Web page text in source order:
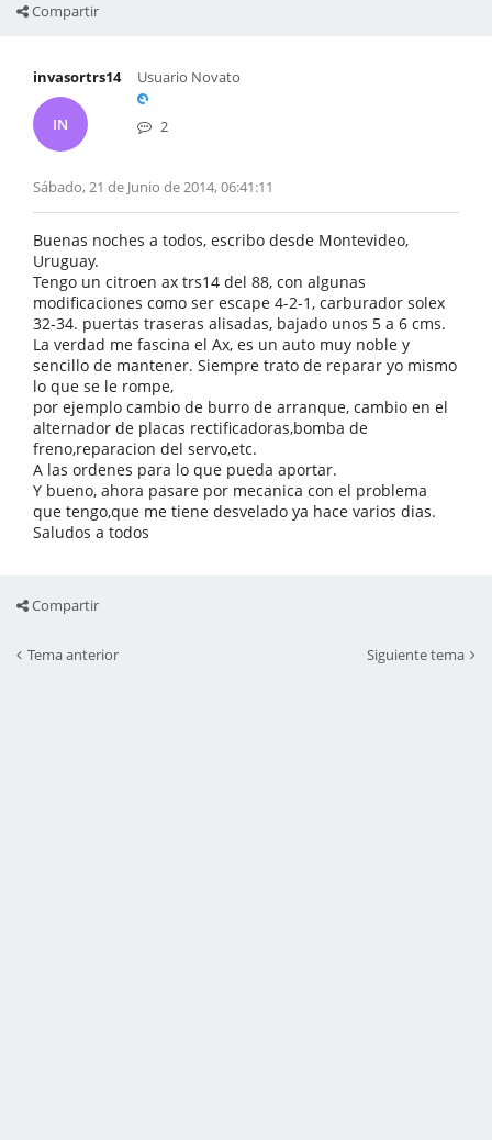
Compartir
invasortrs14
IN
Usuario Novato
2
Sábado, 21 de Junio de 2014, 06:41:11
Buenas noches a todos, escribo desde Montevideo,
Uruguay.
Tengo un citroen ax trs14 del 88, con algunas
modificaciones como ser escape 4-2-1, carburador solex
32-34. puertas traseras alisadas, bajado unos 5 a 6 cms.
La verdad me fascina el Ax, es un auto muy noble y
sencillo de mantener. Siempre trato de reparar yo mismo
lo que se le rompe,
por ejemplo cambio de burro de arranque, cambio en el
alternador de placas rectificadoras,bomba de
freno,reparacion del servo,etc.
A las ordenes para lo que pueda aportar.
Y bueno, ahora pasare por mecanica con el problema
que tengo,que me tiene desvelado ya hace varios dias.
Saludos a todos
Compartir
Tema anterior Siguiente tema